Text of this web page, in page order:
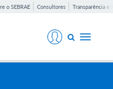
o SEBRAE Consultores Transparência e
Toggle